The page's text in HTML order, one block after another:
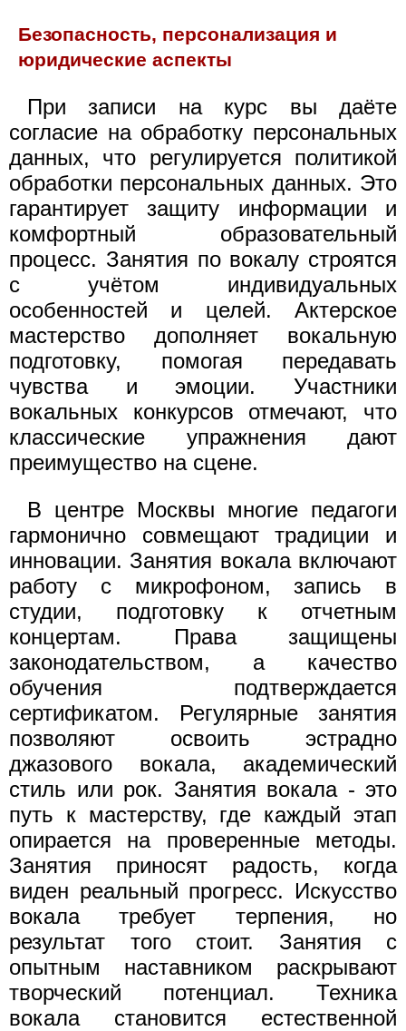
Безопасность, персонализация и
юридические аспекты
При записи на курс вы даёте
согласие на обработку персональных
данных, что регулируется политикой
обработки персональных данных. Это
гарантирует защиту информации и
комфортный образовательный
процесс. Занятия по вокалу строятся
с учётом индивидуальных
особенностей и целей. Актерское
мастерство дополняет вокальную
подготовку, помогая передавать
чувства и эмоции. Участники
вокальных конкурсов отмечают, что
классические упражнения дают
преимущество на сцене.
В центре Москвы многие педагоги
гармонично совмещают традиции и
инновации. Занятия вокала включают
работу с микрофоном, запись в
студии, подготовку к отчетным
концертам. Права защищены
законодательством, а качество
обучения подтверждается
сертификатом. Регулярные занятия
позволяют освоить эстрадно
джазового вокала, академический
стиль или рок. Занятия вокала - это
путь к мастерству, где каждый этап
опирается на проверенные методы.
Занятия приносят радость, когда
виден реальный прогресс. Искусство
вокала требует терпения, но
результат того стоит. Занятия с
опытным наставником раскрывают
творческий потенциал. Техника
вокала становится естественной